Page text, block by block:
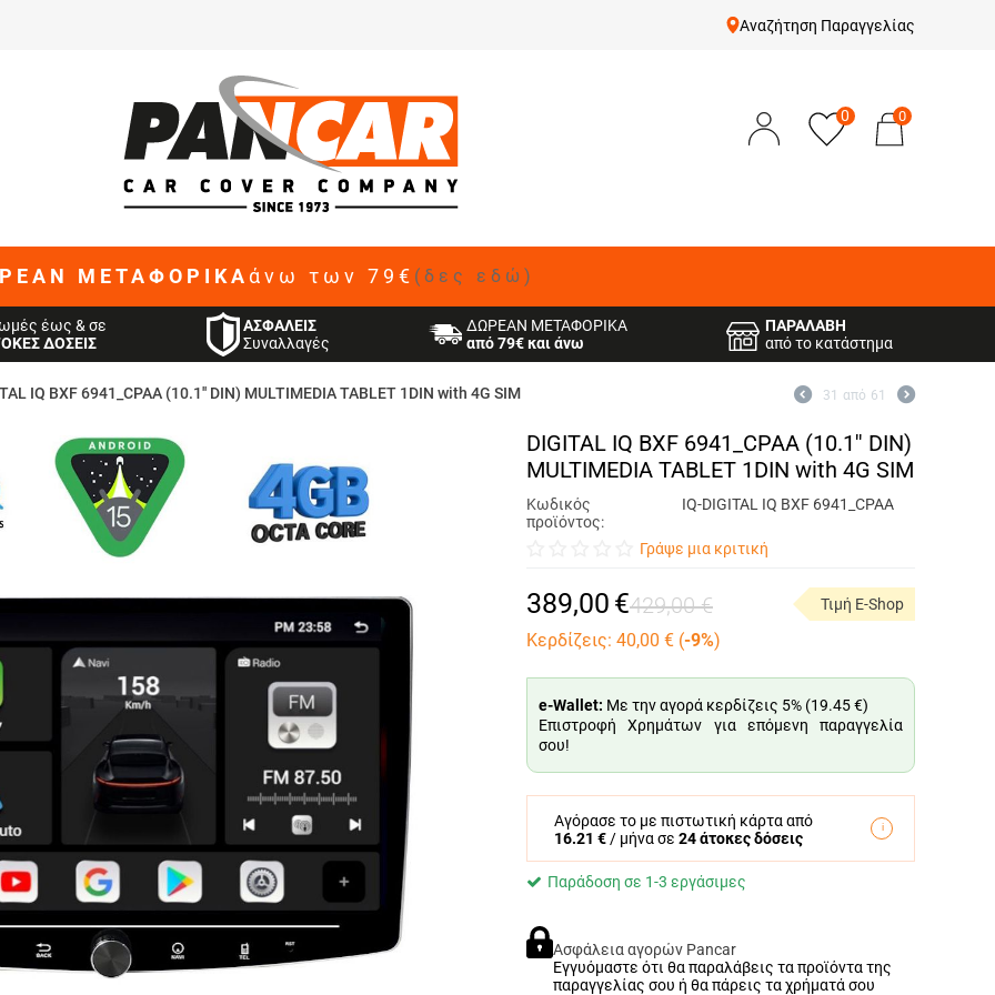
Αναζήτηση Παραγγελίας
0 0
ΜΕΤΑΦΟΡΙΚΑ άνω των 79€ (δες εδώ)
έως & σε
ΔΟΣΕΙΣ
ΑΣΦΑΛΕΙΣ
Συναλλαγές
ΔΩΡΕΑΝ ΜΕΤΑΦΟΡΙΚΑ
από 79€ και άνω
ΠΑΡΑΛΑΒΗ
από το κατάστημα
IQ BXF 6941_CPAA (10.1'' DIN) MULTIMEDIA TABLET 1DIN with 4G SIM 31 από 61
DIGITAL IQ BXF 6941_CPAA (10.1'' DIN)
MULTIMEDIA TABLET 1DIN with 4G SIM
Κωδικός
προϊόντος:
IQ-DIGITAL IQ BXF 6941_CPAA
Γράψε μια κριτική
389,00 €429,00 € Τιμή E-Shop
Κερδίζεις: 40,00 € (-9%)
e-Wallet: Με την αγορά κερδίζεις 5% (19.45 €)
Επιστροφή Χρημάτων για επόμενη παραγγελία
σου!
Αγόρασε το με πιστωτική κάρτα από
16.21 € / μήνα σε 24 άτοκες δόσεις
Παράδοση σε 1-3 εργάσιμες
Ασφάλεια αγορών Pancar
Εγγυόμαστε ότι θα παραλάβεις τα προϊόντα της
παραγγελίας σου ή θα πάρεις τα χρήματά σου